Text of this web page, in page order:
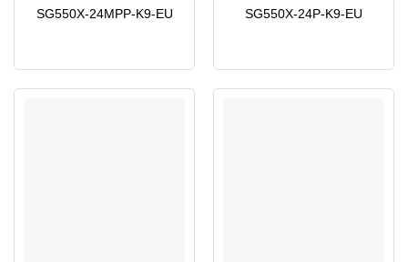
SG550X-24MPP-K9-EU SG550X-24P-K9-EU